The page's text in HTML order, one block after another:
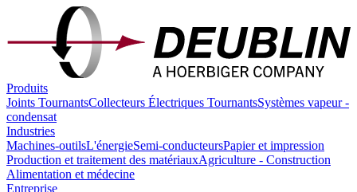
Produits
Joints TournantsCollecteurs Électriques TournantsSystèmes vapeur -
condensat
Industries
Machines-outilsL'énergieSemi-conducteursPapier et impression
Production et traitement des matériauxAgriculture - Construction
Alimentation et médecine
Entreprise